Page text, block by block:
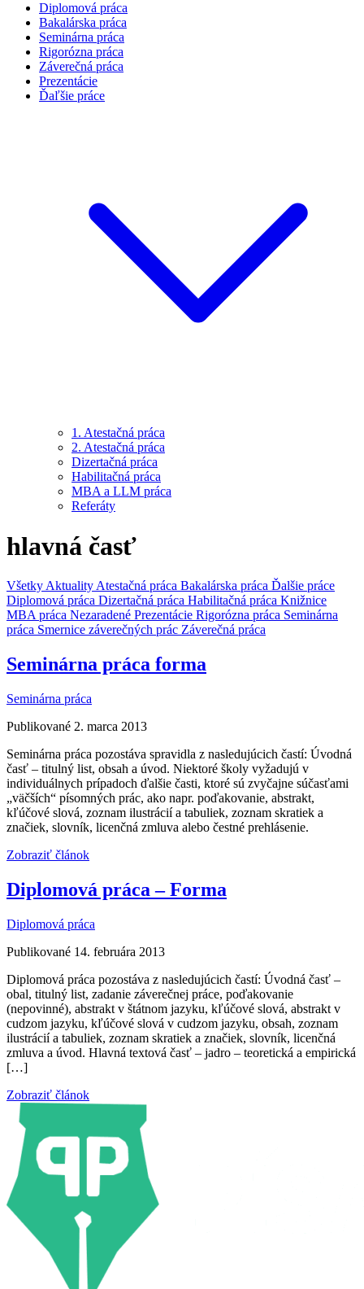
Diplomová práca
Bakalárska práca
Seminárna práca
Rigorózna práca
Záverečná práca
Prezentácie
Ďaľšie práce
1. Atestačná práca
2. Atestačná práca
Dizertačná práca
Habilitačná práca
MBA a LLM práca
Referáty
hlavná časť
Všetky Aktuality Atestačná práca Bakalárska práca Ďalšie práce
Diplomová práca Dizertačná práca Habilitačná práca Knižnice
MBA práca Nezaradené Prezentácie Rigorózna práca Seminárna
práca Smernice záverečných prác Záverečná práca
Seminárna práca forma
Seminárna práca
Publikované 2. marca 2013
Seminárna práca pozostáva spravidla z nasledujúcich častí: Úvodná
časť – titulný list, obsah a úvod. Niektoré školy vyžadujú v
individuálnych prípadoch ďalšie časti, ktoré sú zvyčajne súčasťami
„väčších“ písomných prác, ako napr. poďakovanie, abstrakt,
kľúčové slová, zoznam ilustrácií a tabuliek, zoznam skratiek a
značiek, slovník, licenčná zmluva alebo čestné prehlásenie.
Zobraziť článok
Diplomová práca – Forma
Diplomová práca
Publikované 14. februára 2013
Diplomová práca pozostáva z nasledujúcich častí: Úvodná časť –
obal, titulný list, zadanie záverečnej práce, poďakovanie
(nepovinné), abstrakt v štátnom jazyku, kľúčové slová, abstrakt v
cudzom jazyku, kľúčové slová v cudzom jazyku, obsah, zoznam
ilustrácií a tabuliek, zoznam skratiek a značiek, slovník, licenčná
zmluva a úvod. Hlavná textová časť – jadro – teoretická a empirická
[…]
Zobraziť článok